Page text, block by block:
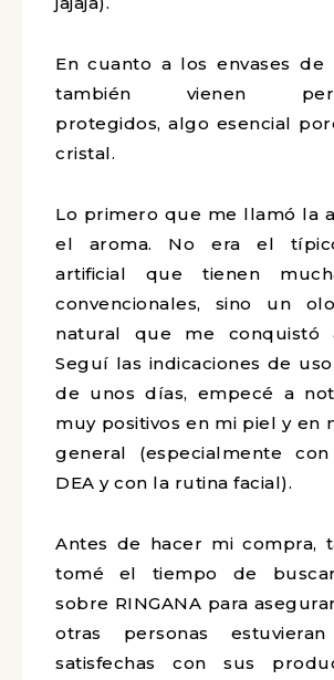
En cuanto a los envases de
también vienen
protegidos, algo esencial
cristal.
Lo primero que me llamó la
el aroma. No era el
artificial que tienen
convencionales, sino un
natural que me conquistó
Seguí las indicaciones de
de unos días, empecé a
muy positivos en mi piel y en
general (especialmente
DEA y con la rutina facial).
Antes de hacer mi compra,
tomé el tiempo de
sobre RINGANA para
otras personas
satisfechas con sus